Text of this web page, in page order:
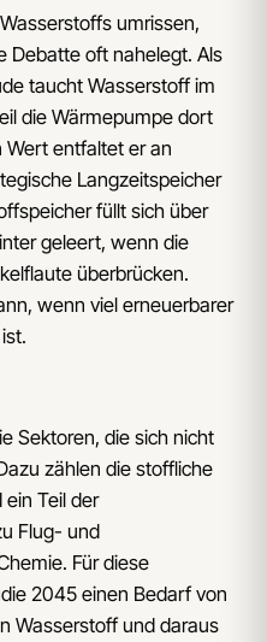
umrissen,
Debatte oft nahelegt. Als
taucht Wasserstoff im
die Wärmepumpe dort
Wert entfaltet er an
Langzeitspeicher
füllt sich über
geleert, wenn die
überbrücken.
wenn viel erneuerbarer
Sektoren, die sich nicht
zählen die stoffliche
Teil der
Flug- und
Für diese
2045 einen Bedarf von
Wasserstoff und daraus